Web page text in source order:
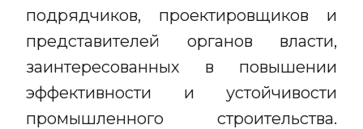
подрядчиков, проектировщиков и
представителей органов власти,
заинтересованных в повышении
эффективности и устойчивости
промышленного строительства.